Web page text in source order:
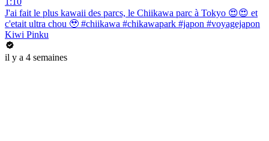
J'ai fait le plus kawaii des parcs, le Chiikawa parc à Tokyo 😍😍 et
c'etait ultra chou 🥹 #chiikawa #chikawapark #japon #voyagejapon
Kiwi Pinku
il y a 4 semaines